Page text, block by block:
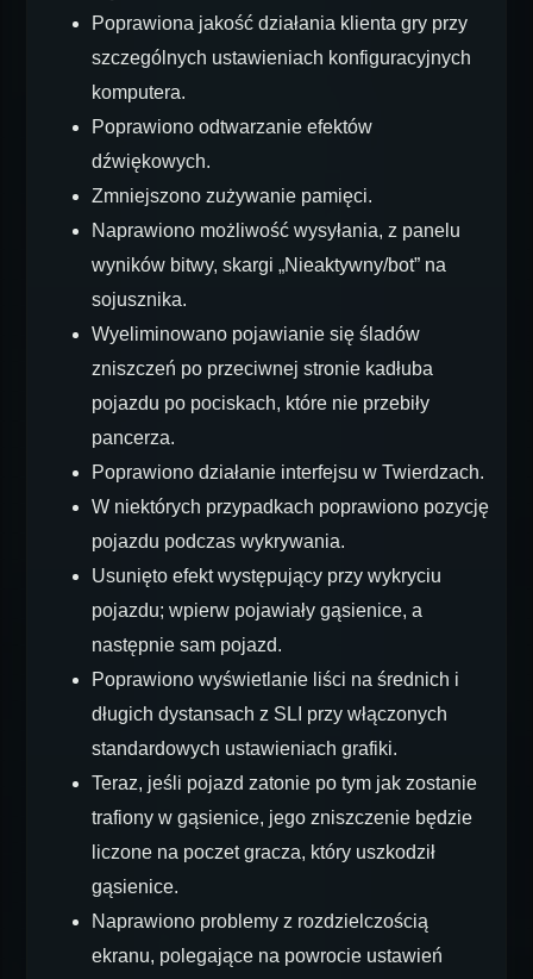
Poprawiona jakość działania klienta gry przy
szczególnych ustawieniach konfiguracyjnych
komputera.
Poprawiono odtwarzanie efektów
dźwiękowych.
Zmniejszono zużywanie pamięci.
Naprawiono możliwość wysyłania, z panelu
wyników bitwy, skargi „Nieaktywny/bot” na
sojusznika.
Wyeliminowano pojawianie się śladów
zniszczeń po przeciwnej stronie kadłuba
pojazdu po pociskach, które nie przebiły
pancerza.
Poprawiono działanie interfejsu w Twierdzach.
W niektórych przypadkach poprawiono pozycję
pojazdu podczas wykrywania.
Usunięto efekt występujący przy wykryciu
pojazdu; wpierw pojawiały gąsienice, a
następnie sam pojazd.
Poprawiono wyświetlanie liści na średnich i
długich dystansach z SLI przy włączonych
standardowych ustawieniach grafiki.
Teraz, jeśli pojazd zatonie po tym jak zostanie
trafiony w gąsienice, jego zniszczenie będzie
liczone na poczet gracza, który uszkodził
gąsienice.
Naprawiono problemy z rozdzielczością
ekranu, polegające na powrocie ustawień